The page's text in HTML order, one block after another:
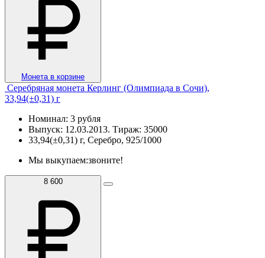
Монета в корзине
Серебряная монета Керлинг (Олимпиада в Сочи),
33,94(±0,31) г
Номинал: 3 рубля
Выпуск: 12.03.2013. Тираж: 35000
33,94(±0,31) г, Серебро, 925/1000
Мы выкупаем:звоните!
8 600